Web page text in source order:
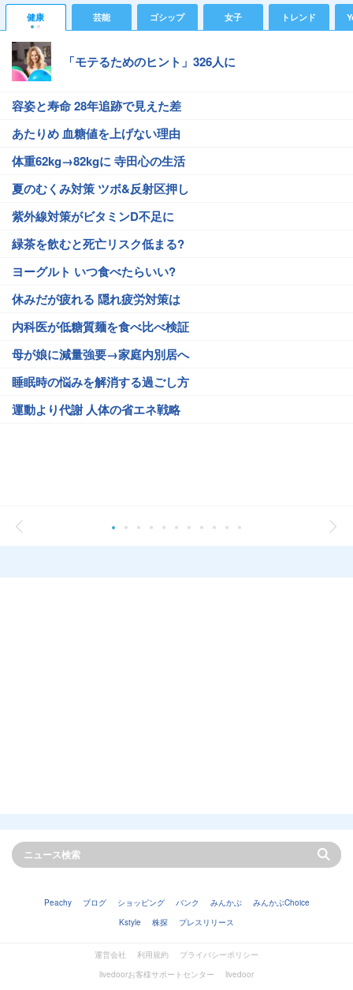
健康 芸能 ゴシップ 女子 トレンド
「モテるためのヒント」326人に
容姿と寿命 28年追跡で見えた差
あたりめ 血糖値を上げない理由
体重62kg→82kgに 寺田心の生活
夏のむくみ対策 ツボ&反射区押し
紫外線対策がビタミンD不足に
緑茶を飲むと死亡リスク低まる?
ヨーグルト いつ食べたらいい?
休みだが疲れる 隠れ疲労対策は
内科医が低糖質麺を食べ比べ検証
母が娘に減量強要→家庭内別居へ
睡眠時の悩みを解消する過ごし方
運動より代謝 人体の省エネ戦略
Peachy ブログ ショッピング バンク みんかぶ
みんかぶChoice
Kstyle
株探 プレスリリース
運営会社 利用規約
プライバシーポリシー
livedoorお客様サポートセンター
livedoor